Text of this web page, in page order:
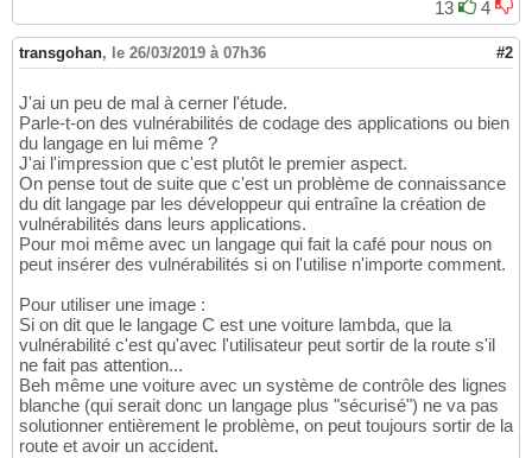
13
4
transgohan, le 26/03/2019 à 07h36 #2
J'ai un peu de mal à cerner l'étude.
Parle-t-on des vulnérabilités de codage des applications ou bien
du langage en lui même ?
J'ai l'impression que c'est plutôt le premier aspect.
On pense tout de suite que c'est un problème de connaissance
du dit langage par les développeur qui entraîne la création de
vulnérabilités dans leurs applications.
Pour moi même avec un langage qui fait la café pour nous on
peut insérer des vulnérabilités si on l'utilise n'importe comment.
Pour utiliser une image :
Si on dit que le langage C est une voiture lambda, que la
vulnérabilité c'est qu'avec l'utilisateur peut sortir de la route s'il
ne fait pas attention...
Beh même une voiture avec un système de contrôle des lignes
blanche (qui serait donc un langage plus "sécurisé") ne va pas
solutionner entièrement le problème, on peut toujours sortir de la
route et avoir un accident.